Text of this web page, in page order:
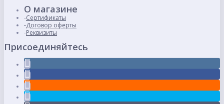
О магазине
Сертификаты
Договор оферты
Реквизиты
Присоединяйтесь